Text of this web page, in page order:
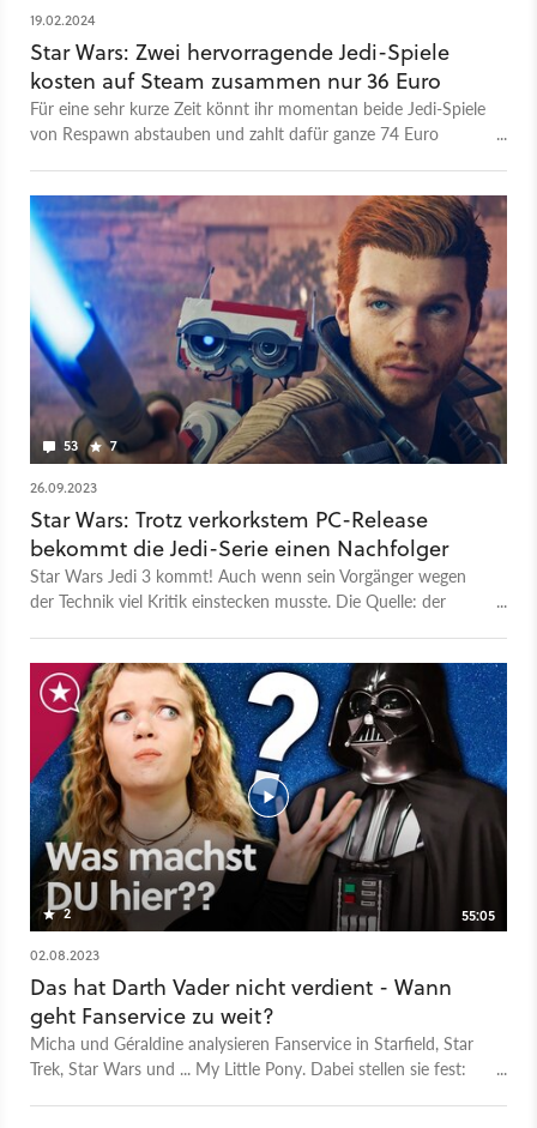
19.02.2024
Star Wars: Zwei hervorragende Jedi-Spiele
kosten auf Steam zusammen nur 36 Euro
Für eine sehr kurze Zeit könnt ihr momentan beide Jedi-Spiele
von Respawn abstauben und zahlt dafür ganze 74 Euro
53 7
26.09.2023
Star Wars: Trotz verkorkstem PC-Release
bekommt die Jedi-Serie einen Nachfolger
Star Wars Jedi 3 kommt! Auch wenn sein Vorgänger wegen
der Technik viel Kritik einstecken musste. Die Quelle: der
2
55:05
02.08.2023
Das hat Darth Vader nicht verdient - Wann
geht Fanservice zu weit?
Micha und Géraldine analysieren Fanservice in Starfield, Star
Trek, Star Wars und ... My Little Pony. Dabei stellen sie fest: